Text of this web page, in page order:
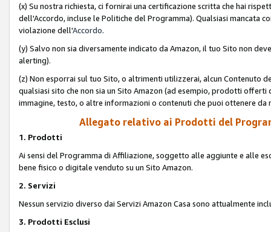
(x) Su nostra richiesta, ci fornirai una certificazione scritta che hai
dell'Accordo, incluse le Politiche del Programma). Qualsiasi mancata
violazione dell'Accordo.
(y) Salvo non sia diversamente indicato da Amazon, il tuo Sito non
alerting).
(z) Non esporrai sul tuo Sito, o altrimenti utilizzerai, alcun Contenuto
qualsiasi sito che non sia un Sito Amazon (ad esempio, prodotti
immagine, testo, o altre informazioni o contenuti che puoi ottenere da
Allegato relativo ai Prodotti del
1. Prodotti
Ai sensi del Programma di Affiliazione, soggetto alle aggiunte e alle
bene fisico o digitale venduto su un Sito Amazon.
2. Servizi
Nessun servizio diverso dai Servizi Amazon Casa sono attualmente
3. Prodotti Esclusi